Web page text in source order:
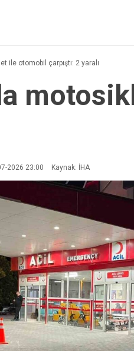
ile otomobil çarpıştı: 2 yaralı
2026 23:00 Kaynak: İHA